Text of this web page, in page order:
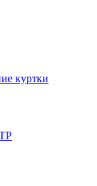
куртки